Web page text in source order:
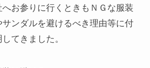
お参りに行くときもＮＧな服装
ンダルを避けるべき理由等に付
てきました。